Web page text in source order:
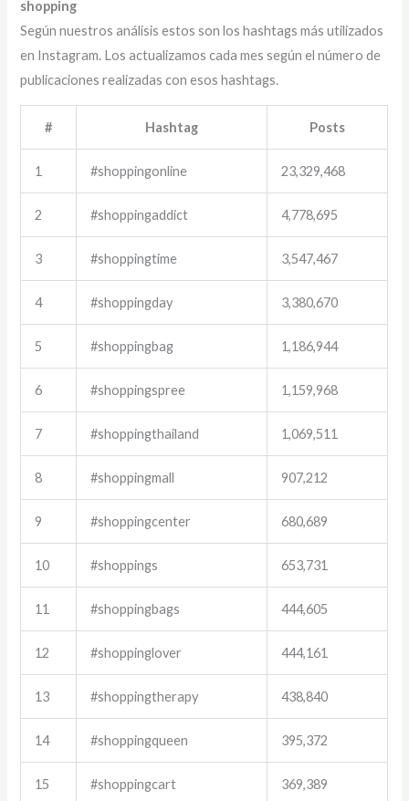
shopping
Según nuestros análisis estos son los hashtags más utilizados
en Instagram. Los actualizamos cada mes según el número de
publicaciones realizadas con esos hashtags.
# Hashtag Posts
1 #shoppingonline 23,329,468
2 #shoppingaddict 4,778,695
3 #shoppingtime 3,547,467
4 #shoppingday 3,380,670
5 #shoppingbag 1,186,944
6 #shoppingspree 1,159,968
7 #shoppingthailand 1,069,511
8 #shoppingmall 907,212
9 #shoppingcenter 680,689
10 #shoppings 653,731
11 #shoppingbags 444,605
12 #shoppinglover 444,161
13 #shoppingtherapy 438,840
14 #shoppingqueen 395,372
15 #shoppingcart 369,389